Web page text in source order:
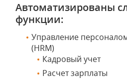
Автоматизированы
функции:
Управление
(HRM)
Кадровый учет
Расчет зарплаты